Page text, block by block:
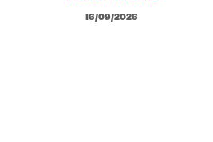
16/09/2026